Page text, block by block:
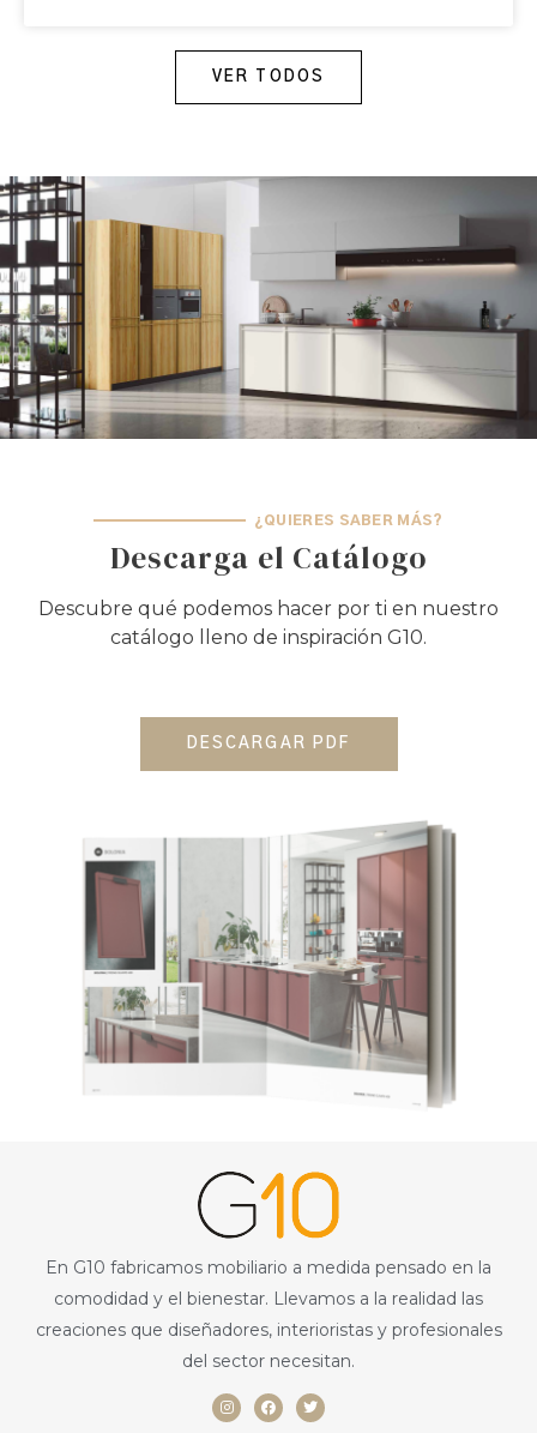
VER TODOS
¿QUIERES SABER MÁS?
Descarga el Catálogo
Descubre qué podemos hacer por ti en nuestro
catálogo lleno de inspiración G10.
DESCARGAR PDF
En G10 fabricamos mobiliario a medida pensado en la
comodidad y el bienestar. Llevamos a la realidad las
creaciones que diseñadores, interioristas y profesionales
del sector necesitan.
n
s
a
c
w
i